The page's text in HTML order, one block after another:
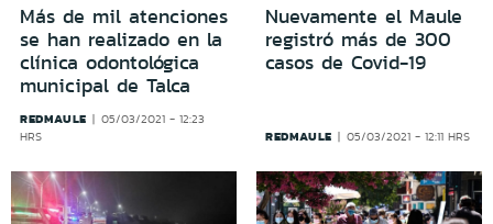
Más de mil atenciones
se han realizado en la
clínica odontológica
municipal de Talca
REDMAULE
05/03/2021 - 12:23
HRS
Nuevamente el Maule
registró más de 300
casos de Covid-19
REDMAULE 05/03/2021 - 12:11 HRS